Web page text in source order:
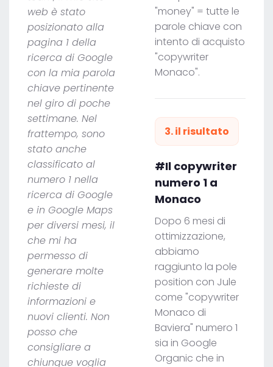
web è stato
posizionato alla
pagina 1 della
ricerca di Google
con la mia parola
chiave pertinente
nel giro di poche
settimane. Nel
frattempo, sono
stato anche
classificato al
numero 1 nella
ricerca di Google
e in Google Maps
per diversi mesi, il
che mi ha
permesso di
generare molte
richieste di
informazioni e
nuovi clienti. Non
posso che
consigliare a
chiunque voglia
"money" = tutte le
parole chiave con
intento di acquisto
"copywriter
Monaco".
3. il risultato
#Il copywriter
numero 1 a
Monaco
Dopo 6 mesi di
ottimizzazione,
abbiamo
raggiunto la pole
position con Jule
come "copywriter
Monaco di
Baviera" numero 1
sia in Google
Organic che in